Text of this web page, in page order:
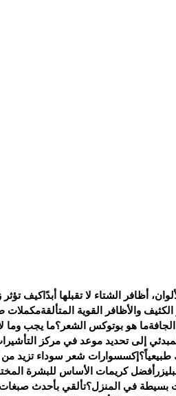
أظافر الشتاء لا تقبلها أبدًاكيف تؤثر
والأظافر القوية المتألقةمكملات
ما هو بوتوكس الشعر؟ما يجب وما
إلى تحديد موعد في مركز
إكسسوارات شعر سوداء تزيد من
أفضل كريمات الأساس للبشرة
بسيطة في المنزل؟تألقي بأحدث